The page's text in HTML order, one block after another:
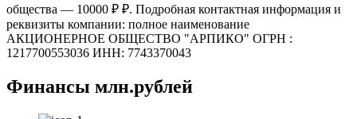
общества — 10000 ₽ ₽. Подробная контактная информация и
реквизиты компании: полное наименование
АКЦИОНЕРНОЕ ОБЩЕСТВО "АРПИКО" ОГРН :
1217700553036 ИНН: 7743370043
Финансы млн.рублей